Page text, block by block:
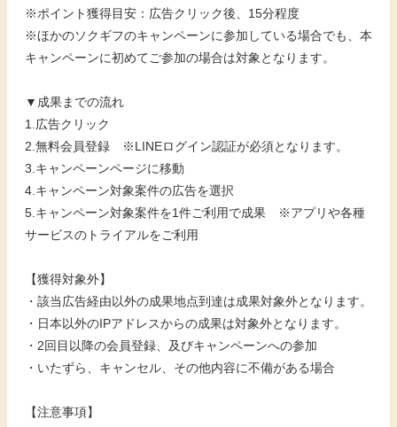
※ポイント獲得目安：広告クリック後、15分程度
※ほかのソクギフのキャンペーンに参加している場合でも、本
キャンペーンに初めてご参加の場合は対象となります。
▼成果までの流れ
1.広告クリック
2.無料会員登録 ※LINEログイン認証が必須となります。
3.キャンペーンページに移動
4.キャンペーン対象案件の広告を選択
5.キャンペーン対象案件を1件ご利用で成果 ※アプリや各種
サービスのトライアルをご利用
【獲得対象外】
・該当広告経由以外の成果地点到達は成果対象外となります。
・日本以外のIPアドレスからの成果は対象外となります。
・2回目以降の会員登録、及びキャンペーンへの参加
・いたずら、キャンセル、その他内容に不備がある場合
【注意事項】